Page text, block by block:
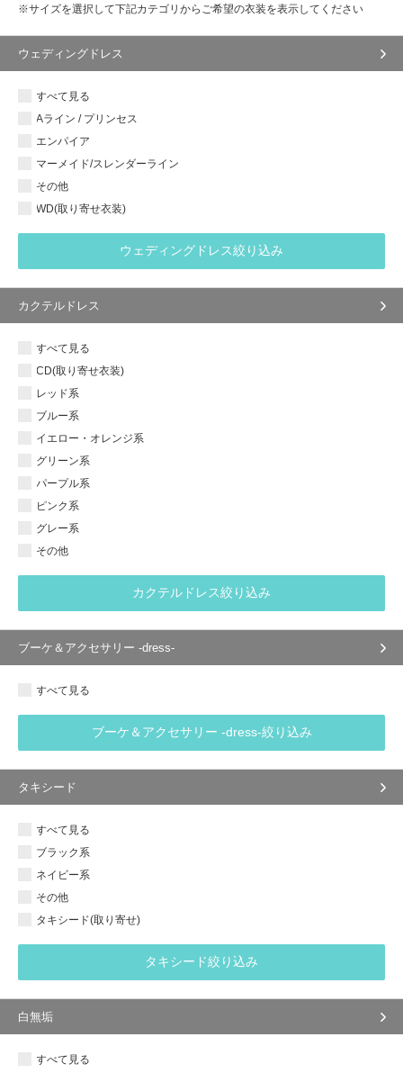
※サイズを選択して下記カテゴリからご希望の衣装を表示してください
ウェディングドレス
すべて見る
Aライン / プリンセス
エンパイア
マーメイド/スレンダーライン
その他
WD(取り寄せ衣装)
ウェディングドレス絞り込み
カクテルドレス
すべて見る
CD(取り寄せ衣装)
レッド系
ブルー系
イエロー・オレンジ系
グリーン系
パープル系
ピンク系
グレー系
その他
カクテルドレス絞り込み
ブーケ＆アクセサリー -dress-
すべて見る
ブーケ＆アクセサリー -dress-絞り込み
タキシード
すべて見る
ブラック系
ネイビー系
その他
タキシード(取り寄せ)
タキシード絞り込み
白無垢
すべて見る